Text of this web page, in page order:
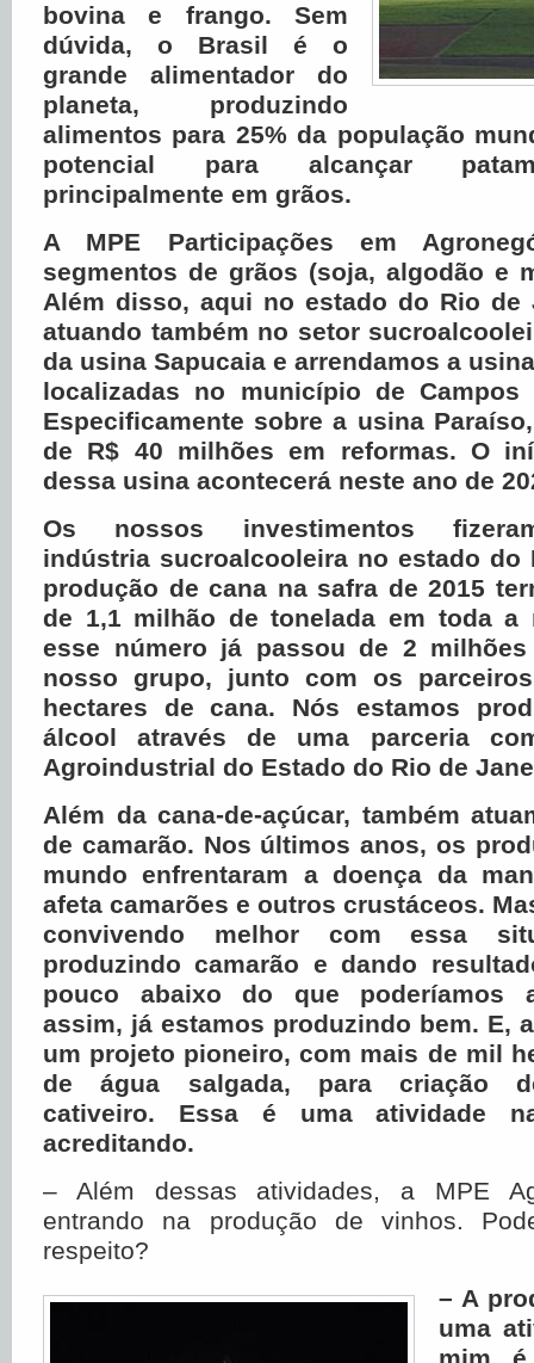
bovina e frango. Sem
dúvida, o Brasil é o
grande alimentador do
planeta, produzindo
alimentos para 25% da população
potencial para alcançar
principalmente em grãos.
A MPE Participações em
segmentos de grãos (soja, algodão e
Além disso, aqui no estado do Rio de
atuando também no setor
da usina Sapucaia e arrendamos a
localizadas no município de Campos
Especificamente sobre a usina
de R$ 40 milhões em reformas. O
dessa usina acontecerá neste ano de
Os nossos investimentos
indústria sucroalcooleira no estado do
produção de cana na safra de 2015
de 1,1 milhão de tonelada em toda a
esse número já passou de 2
nosso grupo, junto com os
hectares de cana. Nós estamos
álcool através de uma parceria
Agroindustrial do Estado do Rio de
Além da cana-de-açúcar, também
de camarão. Nos últimos anos, os
mundo enfrentaram a doença da
afeta camarões e outros crustáceos.
convivendo melhor com essa
produzindo camarão e dando
pouco abaixo do que poderíamos
assim, já estamos produzindo bem. E,
um projeto pioneiro, com mais de mil
de água salgada, para criação
cativeiro. Essa é uma atividade
acreditando.
– Além dessas atividades, a MPE
entrando na produção de vinhos.
respeito?
– A
uma